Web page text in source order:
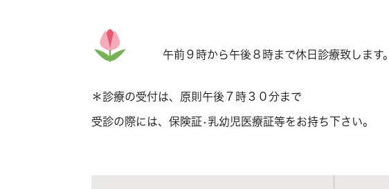
午前９時から午後８時まで休日診療致します。
＊診療の受付は、原則午後７時３０分まで
受診の際には、保険証•乳幼児医療証等をお持ち下さい。